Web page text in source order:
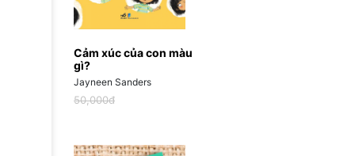
Cảm xúc của con màu
gì?
Jayneen Sanders
50,000đ